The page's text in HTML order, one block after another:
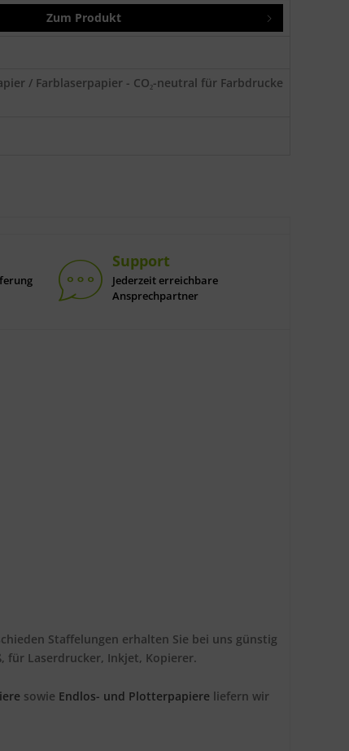
Zum Produkt
/ Farblaserpapier - CO₂-neutral für Farbdrucke
Support
Jederzeit erreichbare
Ansprechpartner
Staffelungen erhalten Sie bei uns günstig
für Laserdrucker, Inkjet, Kopierer.
sowie Endlos- und Plotterpapiere liefern wir